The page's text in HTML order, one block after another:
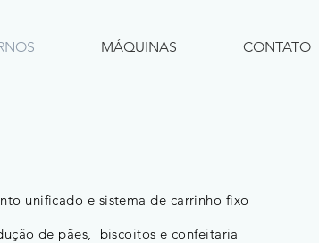
MÁQUINAS CONTATO
unificado e sistema de carrinho fixo
de pães, biscoitos e confeitaria